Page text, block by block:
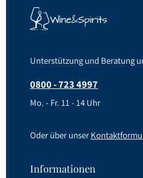
Unterstützung und Beratung
0800 - 723 4997
Mo. - Fr. 11 - 14 Uhr
Oder über unser
Informationen